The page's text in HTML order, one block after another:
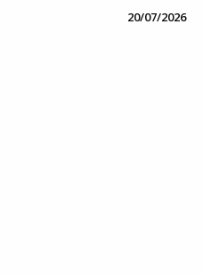
20/07/2026